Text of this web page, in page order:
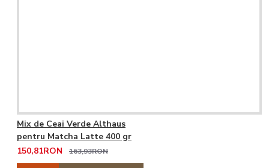
Mix de Ceai Verde Althaus
pentru Matcha Latte 400 gr
150,81RON
163,93RON